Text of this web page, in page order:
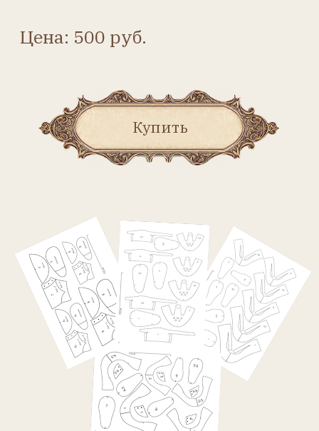
Дорогие читатели! Рады
представить вашему
вниманию первый выпуск
из серии выкроек, который
посвящён кукольной обуви.
На его страницах вы найдёте
12 моделей с выкройками
на несколько размеров
и подробным описанием
работы. Некоторые из них
уже публиковались